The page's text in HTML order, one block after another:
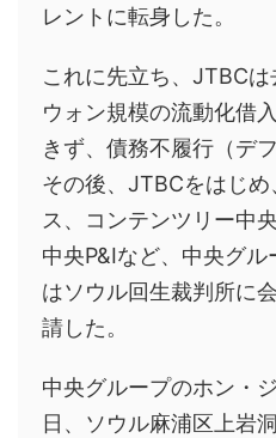
レントに転身した。
これに先立ち、JTBC
ウォン規模の流動化借
きず、債務不履行（デ
その後、JTBCをはじ
ス、コンテンツリー中
中央P&Iなど、中央グ
はソウル回生裁判所に
請した。
中央グループのホン・
日、ソウル麻浦区上岩